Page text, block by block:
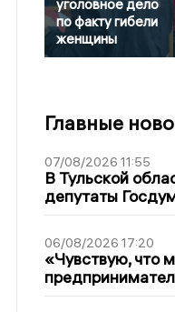
уголовное дело
по факту гибели
женщины
Главные
07/08/2026 11:55
В Тульской
депутаты
06/08/2026 17:20
«Чувствую, что